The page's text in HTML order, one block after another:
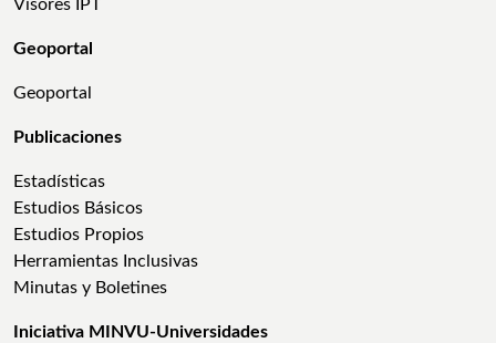
Visores IPT
Geoportal
Geoportal
Publicaciones
Estadísticas
Estudios Básicos
Estudios Propios
Herramientas Inclusivas
Minutas y Boletines
Iniciativa MINVU-Universidades